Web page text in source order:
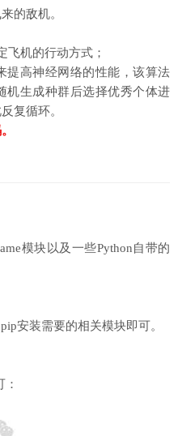
的敌机。
飞机的行动方式；
提高神经网络的性能，该算法
机生成种群后选择优秀个体进
复循环。
模块以及一些Python自带的
安装需要的相关模块即可。